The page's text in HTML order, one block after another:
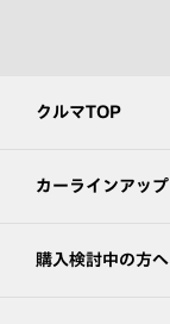
クルマTOP
カーラインアップ
購入検討中の方へ